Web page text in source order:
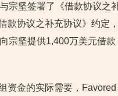
宗坚签署了《借款协议之
款协议之补充协议》约定
宗坚提供1,400万美元借
资金的实际需要，